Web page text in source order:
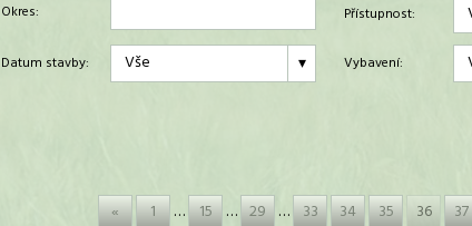
Okres: Přístupnost:
Datum stavby: Vše Vybavení:
«
1 … 15 … 29 … 33 34 35 36 37